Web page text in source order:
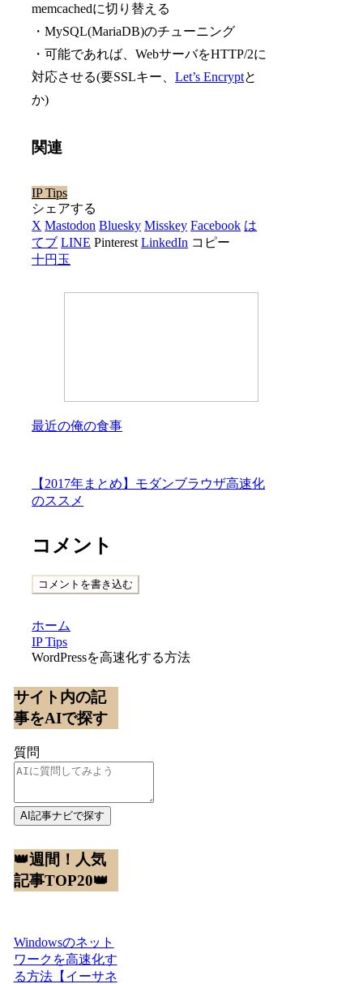
memcachedに切り替える
・MySQL(MariaDB)のチューニング
・可能であれば、WebサーバをHTTP/2に
対応させる(要SSLキー、Let’s Encryptと
か)
関連
IP Tips
シェアする
X Mastodon Bluesky Misskey Facebook は
てブ LINE Pinterest LinkedIn コピー
十円玉
最近の俺の食事
【2017年まとめ】モダンブラウザ高速化
のススメ
コメント
コメントを書き込む
ホーム
IP Tips
WordPressを高速化する方法
サイト内の記
事をAIで探す
質問
AI記事ナビで探す
👑週間！人気
記事TOP20👑
Windowsのネット
ワークを高速化す
る方法【イーサネ